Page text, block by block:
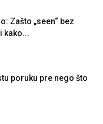
Zašto „seen“ bez
kako...
poruku pre nego što